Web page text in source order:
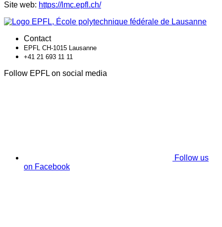
Site web: https://lmc.epfl.ch/
Contact
EPFL CH-1015 Lausanne
+41 21 693 11 11
Follow EPFL on social media
Follow us
on Facebook